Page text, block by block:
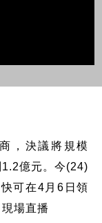
，決議將規模
億元。今(24)
可在4月6日領
場直播